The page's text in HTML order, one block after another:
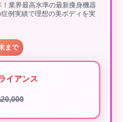
業界最高水準の最新痩身機器
例実績で理想の美ボディを実
まで
イアンス